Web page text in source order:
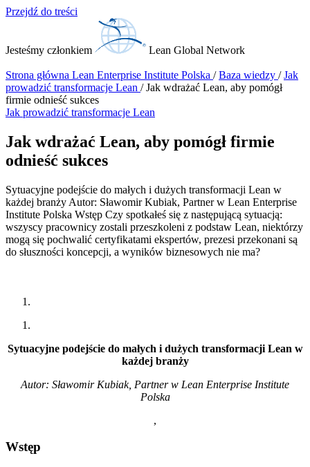
Przejdź do treści
Jesteśmy członkiem Lean Global Network
Strona główna Lean Enterprise Institute Polska /Baza wiedzy /Jak
prowadzić transformacje Lean /Jak wdrażać Lean, aby pomógł
firmie odnieść sukces
Jak prowadzić transformacje Lean
Jak wdrażać Lean, aby pomógł firmie
odnieść sukces
Sytuacyjne podejście do małych i dużych transformacji Lean w
każdej branży Autor: Sławomir Kubiak, Partner w Lean Enterprise
Institute Polska Wstęp Czy spotkałeś się z następującą sytuacją:
wszyscy pracownicy zostali przeszkoleni z podstaw Lean, niektórzy
mogą się pochwalić certyfikatami ekspertów, prezesi przekonani są
do słuszności koncepcji, a wyników biznesowych nie ma?
Sytuacyjne podejście do małych i dużych transformacji Lean w
każdej branży
Autor: Sławomir Kubiak, Partner w Lean Enterprise Institute
Polska
,
Wstęp